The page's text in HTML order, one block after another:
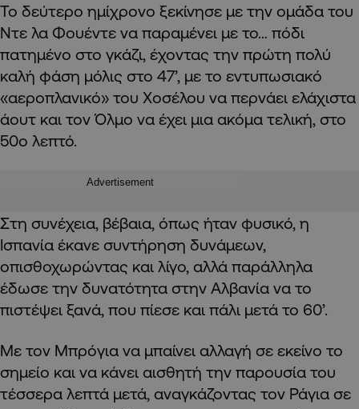
Το δεύτερο ημίχρονο ξεκίνησε με την ομάδα του
Ντε λα Φουέντε να παραμένει με το… πόδι
πατημένο στο γκάζι, έχοντας την πρώτη πολύ
καλή φάση μόλις στο 47’, με το εντυπωσιακό
«αεροπλανικό» του Χοσέλου να περνάει ελάχιστα
άουτ και τον Όλμο να έχει μια ακόμα τελική, στο
50ο λεπτό.
Advertisement
Στη συνέχεια, βέβαια, όπως ήταν φυσικό, η
Ισπανία έκανε συντήρηση δυνάμεων,
οπισθοχωρώντας και λίγο, αλλά παράλληλα
έδωσε την δυνατότητα στην Αλβανία να το
πιστέψει ξανά, που πίεσε και πάλι μετά το 60’.
Με τον Μπρόγια να μπαίνει αλλαγή σε εκείνο το
σημείο και να κάνει αισθητή την παρουσία του
τέσσερα λεπτά μετά, αναγκάζοντας τον Ράγια σε